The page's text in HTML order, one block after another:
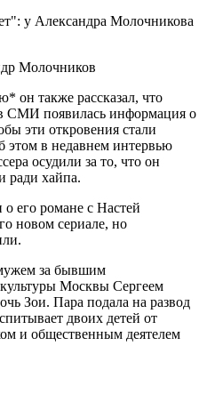
Молочников
также рассказал, что
СМИ появилась информация о
эти откровения стали
этом в недавнем интервью
осудили за то, что он
ради хайпа.
его романе с Настей
новом сериале, но
за бывшим
Москвы Сергеем
Зои. Пара подала на развод
двоих детей от
и общественным деятелем